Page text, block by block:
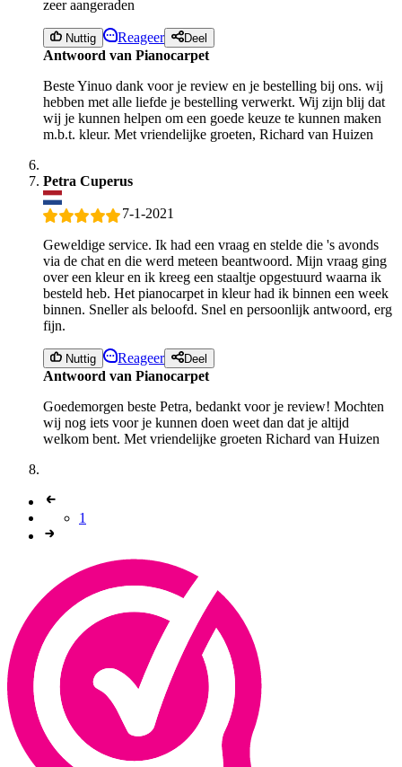
zeer aangeraden
Nuttig Reageer Deel
Antwoord van Pianocarpet
Beste Yinuo dank voor je review en je bestelling bij ons. wij
hebben met alle liefde je bestelling verwerkt. Wij zijn blij dat
wij je kunnen helpen om een goede keuze te kunnen maken
m.b.t. kleur. Met vriendelijke groeten, Richard van Huizen
Petra Cuperus
7-1-2021
Geweldige service. Ik had een vraag en stelde die 's avonds
via de chat en die werd meteen beantwoord. Mijn vraag ging
over een kleur en ik kreeg een staaltje opgestuurd waarna ik
besteld heb. Het pianocarpet in kleur had ik binnen een week
binnen. Sneller als beloofd. Snel en persoonlijk antwoord, erg
fijn.
Nuttig Reageer Deel
Antwoord van Pianocarpet
Goedemorgen beste Petra, bedankt voor je review! Mochten
wij nog iets voor je kunnen doen weet dan dat je altijd
welkom bent. Met vriendelijke groeten Richard van Huizen
1